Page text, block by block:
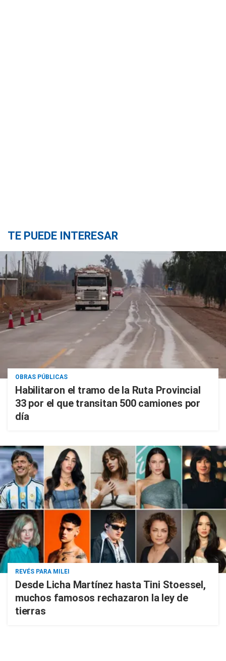
TE PUEDE INTERESAR
OBRAS PÚBLICAS
Habilitaron el tramo de la Ruta Provincial
33 por el que transitan 500 camiones por
día
REVÉS PARA MILEI
Desde Licha Martínez hasta Tini Stoessel,
muchos famosos rechazaron la ley de
tierras